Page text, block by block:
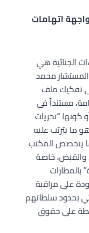
اتهامات
الجنائية هي
المستشار محمد
تفكيك ملف
مستنداً في
كونها “تحريات
ما يترتب عليه
يتخصص المكتب
خاصة
بالمطارات
على مراقبة
بحدود سلطاتهم
على حقوق